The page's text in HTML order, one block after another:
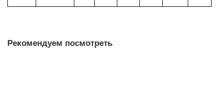
Рекомендуем посмотреть